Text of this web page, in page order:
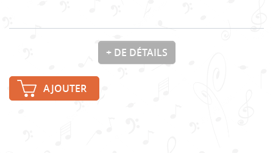
+ DE DÉTAILS
AJOUTER